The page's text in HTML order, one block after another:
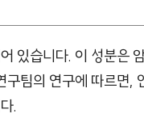
있습니다. 이 성분은
팀의 연구에 따르면,
.